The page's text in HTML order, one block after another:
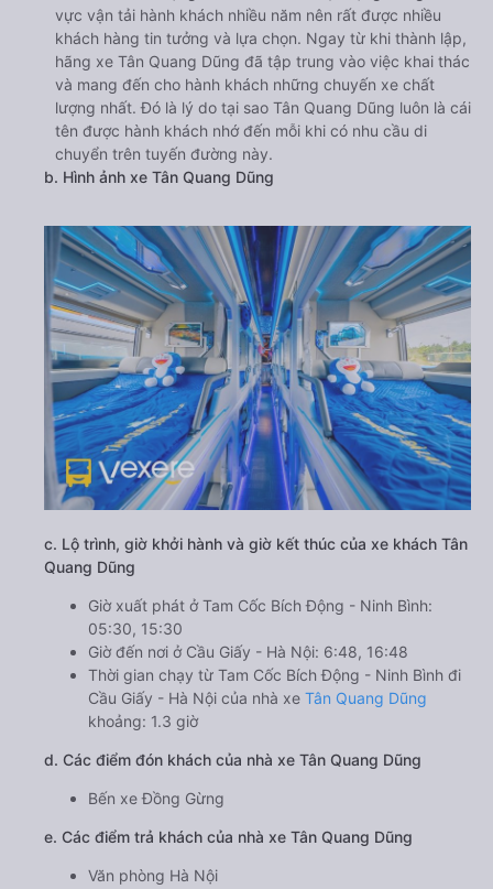
vực vận tải hành khách nhiều năm nên rất được nhiều
khách hàng tin tưởng và lựa chọn. Ngay từ khi thành lập,
hãng xe Tân Quang Dũng đã tập trung vào việc khai thác
và mang đến cho hành khách những chuyến xe chất
lượng nhất. Đó là lý do tại sao Tân Quang Dũng luôn là cái
tên được hành khách nhớ đến mỗi khi có nhu cầu di
chuyển trên tuyến đường này.
b. Hình ảnh xe Tân Quang Dũng
c. Lộ trình, giờ khởi hành và giờ kết thúc của xe khách Tân
Quang Dũng
Giờ xuất phát ở Tam Cốc Bích Động - Ninh Bình:
05:30, 15:30
Giờ đến nơi ở Cầu Giấy - Hà Nội: 6:48, 16:48
Thời gian chạy từ Tam Cốc Bích Động - Ninh Bình đi
Cầu Giấy - Hà Nội của nhà xe Tân Quang Dũng
khoảng: 1.3 giờ
d. Các điểm đón khách của nhà xe Tân Quang Dũng
Bến xe Đồng Gừng
e. Các điểm trả khách của nhà xe Tân Quang Dũng
Văn phòng Hà Nội